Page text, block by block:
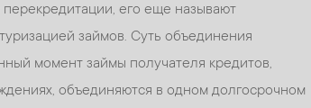
его еще называют
займов. Суть объединения
момент займы получателя кредитов,
объединяются в одном долгосрочном